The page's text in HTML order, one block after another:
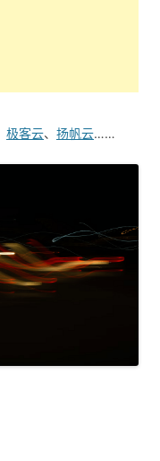
极客云、 扬帆云……